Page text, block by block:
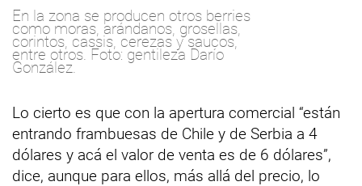
En la zona se producen otros berries
como moras, arándanos, grosellas,
corintos, cassis, cerezas y saucos,
entre otros. Foto: gentileza Darío
González.
Lo cierto es que con la apertura comercial “están
entrando frambuesas de Chile y de Serbia a 4
dólares y acá el valor de venta es de 6 dólares”,
dice, aunque para ellos, más allá del precio, lo